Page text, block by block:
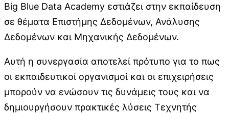
Big Blue Data Academy εστιάζει στην εκπαίδευση
σε θέματα Επιστήμης Δεδομένων, Ανάλυσης
Δεδομένων και Μηχανικής Δεδομένων.
Αυτή η συνεργασία αποτελεί πρότυπο για το πως
οι εκπαιδευτικοί οργανισμοί και οι επιχειρήσεις
μπορούν να ενώσουν τις δυνάμεις τους και να
δημιουργήσουν πρακτικές λύσεις Τεχνητής